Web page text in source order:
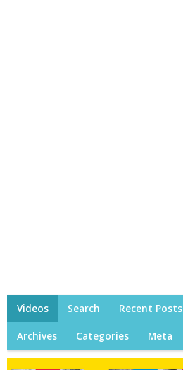
Videos Search Recent Posts
Archives Categories Meta